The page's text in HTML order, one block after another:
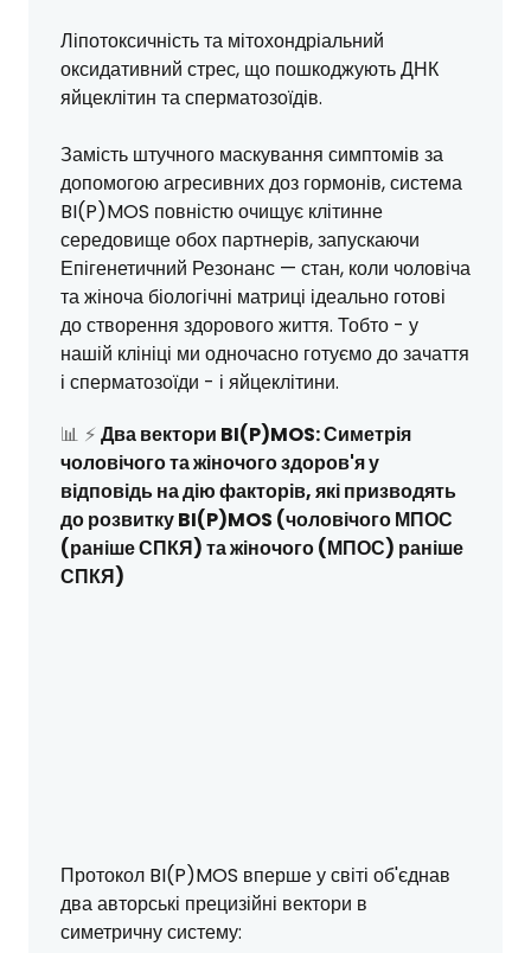
Ліпотоксичність та мітохондріальний
оксидативний стрес, що пошкоджують ДНК
яйцеклітин та сперматозоїдів.
Замість штучного маскування симптомів за
допомогою агресивних доз гормонів, система
BI(P)MOS повністю очищує клітинне
середовище обох партнерів, запускаючи
Епігенетичний Резонанс — стан, коли чоловіча
та жіноча біологічні матриці ідеально готові
до створення здорового життя. Тобто - у
нашій клініці ми одночасно готуємо до зачаття
і сперматозоїди - і яйцеклітини.
📊 ⚡Два вектори BI(P)MOS: Симетрія
чоловічого та жіночого здоров'я у
відповідь на дію факторів, які призводять
до розвитку BI(P)MOS (чоловічого МПОС
(раніше СПКЯ) та жіночого (МПОС) раніше
СПКЯ)
Протокол BI(P)MOS вперше у світі об'єднав
два авторські прецизійні вектори в
симетричну систему: